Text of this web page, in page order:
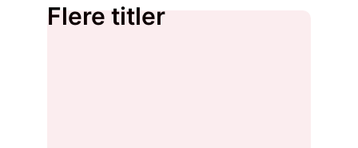
Flere titler